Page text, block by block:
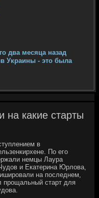
два месяца назад
Украины - это была
какие старты
в
По его
немцы Лаура
и Екатерина Юрлова,
на последнем,
прощальный старт для